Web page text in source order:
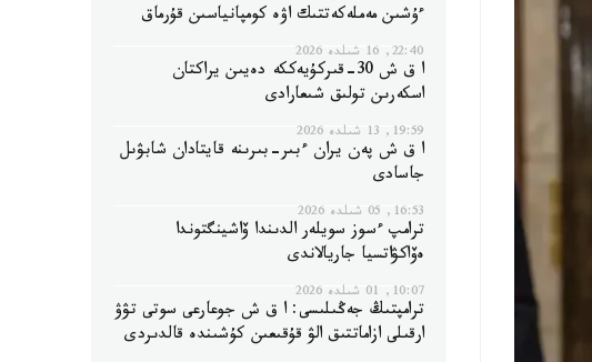
ءۇشىن مەملەكەتتىك اۋە كومپانياسىن قۇرماق
22:40, 16 شىلدە 2026
ا ق ش 30-قىركۇيەككە دەيىن يراكتان
اسكەرىن تولىق شىعارادى
19:59, 13 شىلدە 2026
ا ق ش پەن يران ءبىر-بىرىنە قايتادان شابۋىل
جاسادى
16:53, 05 شىلدە 2026
ترامپ ءسوز سويلەر الدىندا ۆاشينگتوندا
ەۆاكۋاتسيا جاريالاندى
10:07, 01 شىلدە 2026
ترامپتىڭ جەڭىلىسى: ا ق ش جوعارعى سوتى تۋۋ
ارقىلى ازاماتتىق الۋ قۇقىعىن كۇشىندە قالدىردى